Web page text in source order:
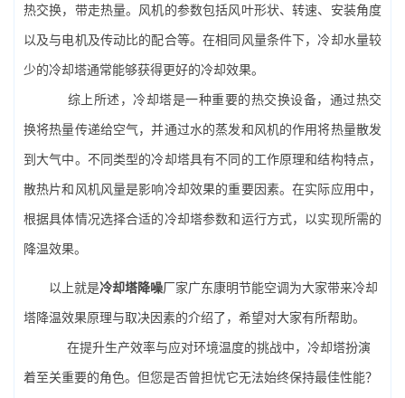
热交换，带走热量。风机的参数包括风叶形状、转速、安装角度
以及与电机及传动比的配合等。在相同风量条件下，冷却水量较
少的冷却塔通常能够获得更好的冷却效果。
综上所述，冷却塔是一种重要的热交换设备，通过热交
换将热量传递给空气，并通过水的蒸发和风机的作用将热量散发
到大气中。不同类型的冷却塔具有不同的工作原理和结构特点，
散热片和风机风量是影响冷却效果的重要因素。在实际应用中，
根据具体情况选择合适的冷却塔参数和运行方式，以实现所需的
降温效果。
以上就是冷却塔降噪厂家广东康明节能空调为大家带来冷却
塔降温效果原理与取决因素的介绍了，希望对大家有所帮助。
在提升生产效率与应对环境温度的挑战中，冷却塔扮演
着至关重要的角色。但您是否曾担忧它无法始终保持最佳性能？